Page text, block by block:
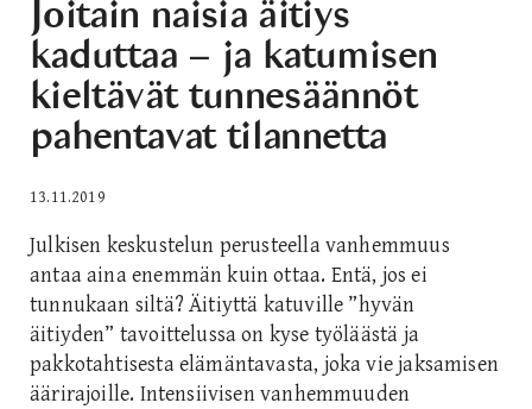
Joitain naisia äitiys
kaduttaa – ja katumisen
kieltävät tunnesäännöt
pahentavat tilannetta
13.11.2019
Julkisen keskustelun perusteella vanhemmuus
antaa aina enemmän kuin ottaa. Entä, jos ei
tunnukaan siltä? Äitiyttä katuville ”hyvän
äitiyden” tavoittelussa on kyse työläästä ja
pakkotahtisesta elämäntavasta, joka vie jaksamisen
äärirajoille. Intensiivisen vanhemmuuden